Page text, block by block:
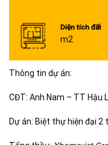
Diện tích đất
m2
Thông tin dự án:
CĐT: Anh Nam – TT Hậu
Dự án: Biệt thự hiện đại 2